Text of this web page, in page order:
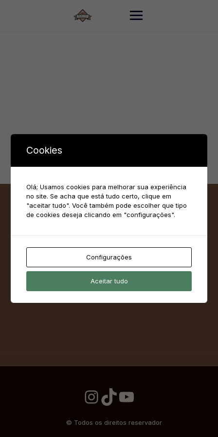
Instagram
TikTok
YouTube
© Todos os direitos reservador
Cookies
Olá; Usamos cookies para melhorar sua experiência
no site. Se acha que está tudo certo, clique em
"aceitar tudo". Você também pode escolher que tipo
de cookies deseja clicando em "configurações".
Configurações
Aceitar tudo